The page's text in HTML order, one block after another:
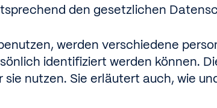
den gesetzlichen
werden verschiedene
identifiziert werden können.
sie nutzen. Sie erläutert auch, wie